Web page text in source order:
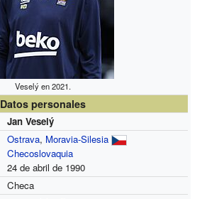
Veselý en 2021.
Datos personales
Jan Veselý
Ostrava, Moravia-Silesia
Checoslovaquia
24 de abril de 1990
Checa